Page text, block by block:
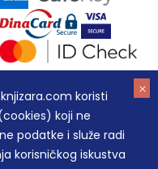
koristi
koji ne
podatke i služe radi
korisničkog iskustva
DOO BEOGRAD
MB: 20337524